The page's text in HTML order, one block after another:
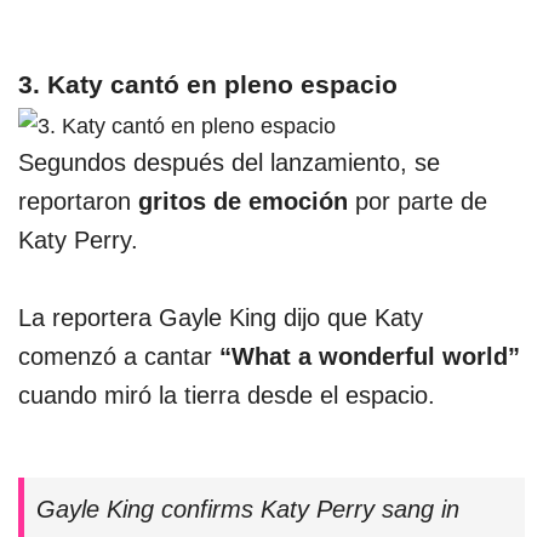
3. Katy cantó en pleno espacio
Segundos después del lanzamiento, se
reportaron gritos de emoción por parte de
Katy Perry.
La reportera Gayle King dijo que Katy
comenzó a cantar “What a wonderful world”
cuando miró la tierra desde el espacio.
Gayle King confirms Katy Perry sang in